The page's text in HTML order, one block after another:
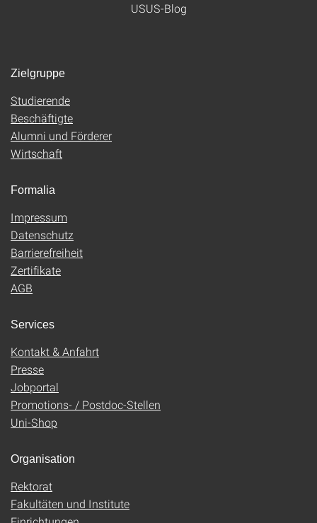
USUS-Blog
Zielgruppe
Studierende
Beschäftigte
Alumni und Förderer
Wirtschaft
Formalia
Impressum
Datenschutz
Barrierefreiheit
Zertifikate
AGB
Services
Kontakt & Anfahrt
Presse
Jobportal
Promotions- / Postdoc-Stellen
Uni-Shop
Organisation
Rektorat
Fakultäten und Institute